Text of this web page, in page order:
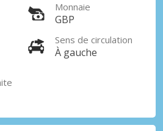
Monnaie
GBP
Sens de circulation
À gauche